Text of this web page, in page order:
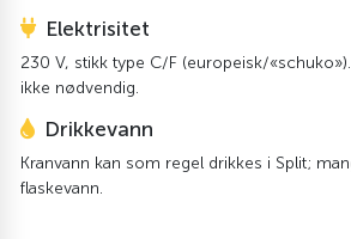
Elektrisitet
230 V, stikk type C/F (europeisk/
ikke nødvendig.
Drikkevann
Kranvann kan som regel drikkes i Split;
flaskevann.